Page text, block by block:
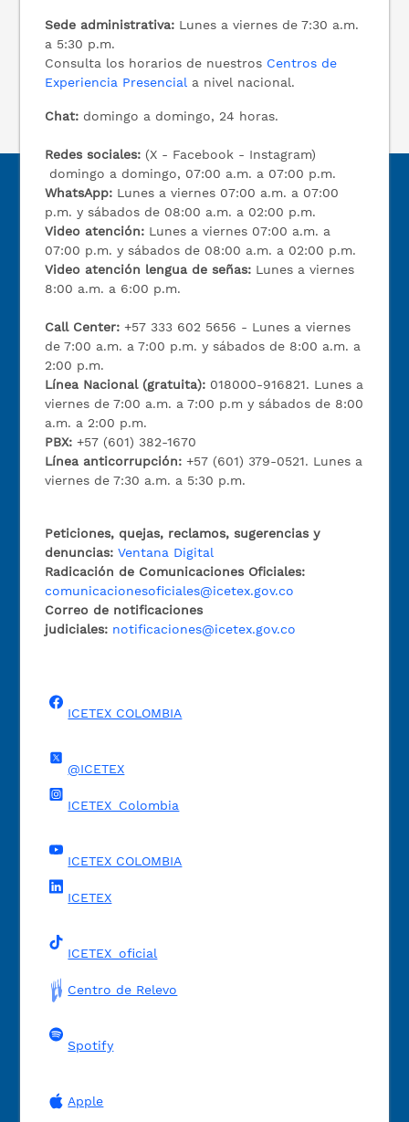
Sede administrativa: Lunes a viernes de 7:30 a.m.
a 5:30 p.m.
Consulta los horarios de nuestros Centros de
Experiencia Presencial a nivel nacional.
Chat: domingo a domingo, 24 horas.
Redes sociales: (X - Facebook - Instagram)
domingo a domingo, 07:00 a.m. a 07:00 p.m.
WhatsApp: Lunes a viernes 07:00 a.m. a 07:00
p.m. y sábados de 08:00 a.m. a 02:00 p.m.
Video atención: Lunes a viernes 07:00 a.m. a
07:00 p.m. y sábados de 08:00 a.m. a 02:00 p.m.
Video atención lengua de señas: Lunes a viernes
8:00 a.m. a 6:00 p.m.
Call Center:+57 333 602 5656 - Lunes a viernes
de 7:00 a.m. a 7:00 p.m. y sábados de 8:00 a.m. a
2:00 p.m.
Línea Nacional (gratuita): 018000-916821. Lunes a
viernes de 7:00 a.m. a 7:00 p.m y sábados de 8:00
a.m. a 2:00 p.m.
PBX:+57 (601) 382-1670
Línea anticorrupción:+57 (601) 379-0521. Lunes a
viernes de 7:30 a.m. a 5:30 p.m.
Peticiones, quejas, reclamos, sugerencias y
denuncias: Ventana Digital
Radicación de Comunicaciones Oficiales:
comunicacionesoficiales@icetex.gov.co
Correo de notificaciones
judiciales: notificaciones@icetex.gov.co
ICETEX COLOMBIA
@ICETEX
ICETEX_Colombia
ICETEX COLOMBIA
ICETEX
ICETEX_oficial
Centro de Relevo
Spotify
Apple